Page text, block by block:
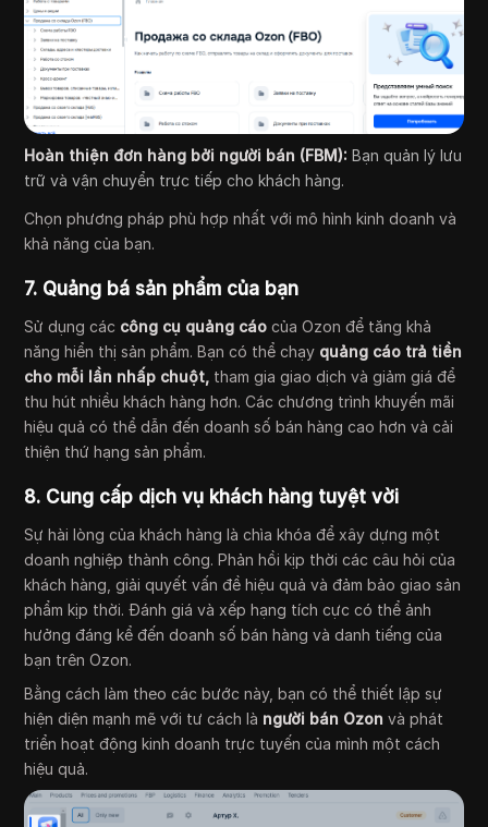
Hoàn thiện đơn hàng bởi người bán (FBM): Bạn quản lý lưu
trữ và vận chuyển trực tiếp cho khách hàng.
Chọn phương pháp phù hợp nhất với mô hình kinh doanh và
khả năng của bạn.
7. Quảng bá sản phẩm của bạn
Sử dụng các công cụ quảng cáocủa Ozon để tăng khả
năng hiển thị sản phẩm. Bạn có thể chạy quảng cáo trả tiền
cho mỗi lần nhấp chuột, tham gia giao dịch và giảm giá để
thu hút nhiều khách hàng hơn. Các chương trình khuyến mãi
hiệu quả có thể dẫn đến doanh số bán hàng cao hơn và cải
thiện thứ hạng sản phẩm.
8. Cung cấp dịch vụ khách hàng tuyệt vời
Sự hài lòng của khách hàng là chìa khóa để xây dựng một
doanh nghiệp thành công. Phản hồi kịp thời các câu hỏi của
khách hàng, giải quyết vấn đề hiệu quả và đảm bảo giao sản
phẩm kịp thời. Đánh giá và xếp hạng tích cực có thể ảnh
hưởng đáng kể đến doanh số bán hàng và danh tiếng của
bạn trên Ozon.
Bằng cách làm theo các bước này, bạn có thể thiết lập sự
hiện diện mạnh mẽ với tư cách là người bán Ozon và phát
triển hoạt động kinh doanh trực tuyến của mình một cách
hiệu quả.